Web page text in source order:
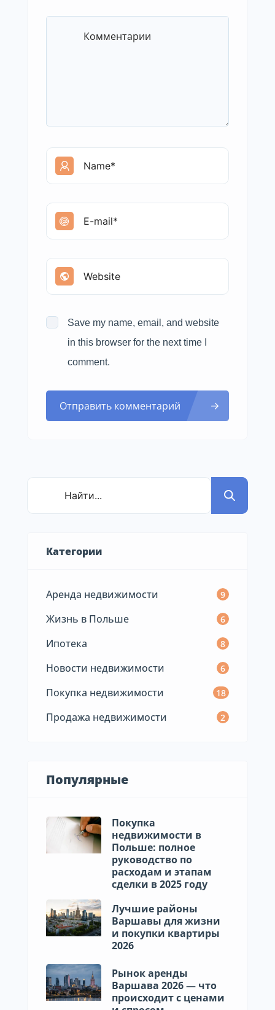
Save my name, email, and website
in this browser for the next time I
comment.
Отправить комментарий
Категории
Аренда недвижимости 9
Жизнь в Польше 6
Ипотека 8
Новости недвижимости 6
Покупка недвижимости 18
Продажа недвижимости 2
Популярные
Покупка
недвижимости в
Польше: полное
руководство по
расходам и этапам
сделки в 2025 году
Лучшие районы
Варшавы для жизни
и покупки квартиры
2026
Рынок аренды
Варшава 2026 — что
происходит с ценами